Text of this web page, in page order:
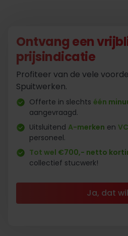
Ontvang een
prijsindicatie
Profiteer van de vele
Spuitwerken.
Offerte in slechts één
aangevraagd.
Uitsluitend A-merken en
personeel.
Tot wel €700,- netto
collectief stucwerk!
Ja, dat